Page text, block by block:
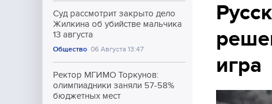
Культура
Суд рассмотрит закрыто дело
Жилкина об убийстве мальчика
13 августа
Общество 06 Августа 13:47
Ректор МГИМО Торкунов:
олимпиадники заняли 57-58%
бюджетных мест
игра